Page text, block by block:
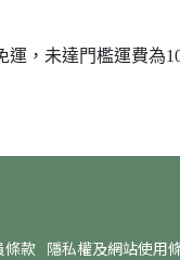
運，未達門檻運費為
條款 隱私權及網站使用